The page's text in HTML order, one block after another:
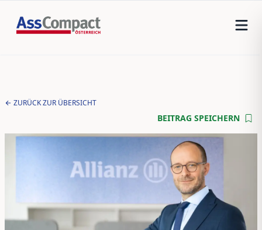
ZURÜCK ZUR ÜBERSICHT
BEITRAG SPEICHERN